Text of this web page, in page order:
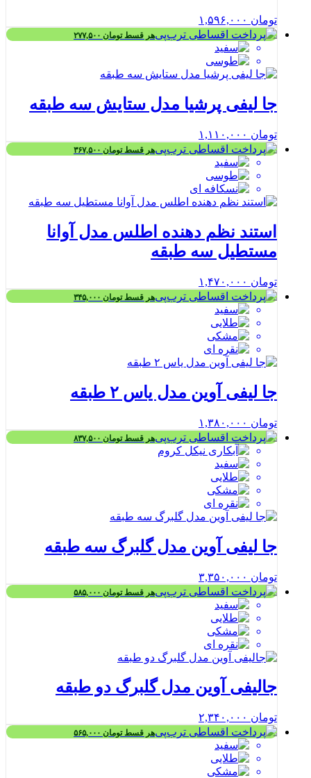
تومان
هر قسطتومان
جا لیفی پرشیا مدل ستایش سه طبقه
تومان
هر قسطتومان
استند نظم دهنده اطلس مدل آوانا
مستطیل سه طبقه
تومان
هر قسطتومان
جا لیفی آوین مدل یاس ۲ طبقه
تومان
هر قسطتومان
جا لیفی آوین مدل گلبرگ سه طبقه
تومان
هر قسطتومان
جالیفی آوین مدل گلبرگ دو طبقه
تومان
هر قسطتومان